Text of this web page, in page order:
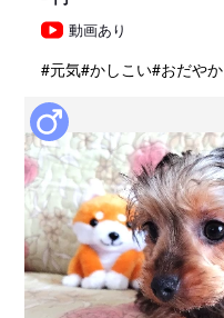
動画あり
#元気#かしこい#おだやか